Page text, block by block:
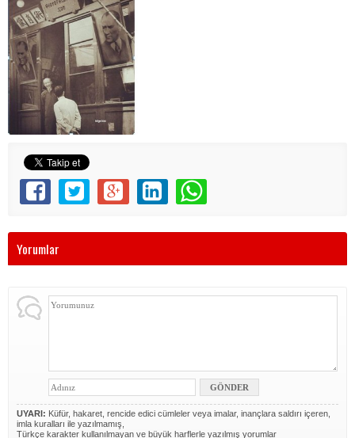
Yorumlar
UYARI: Küfür, hakaret, rencide edici cümleler veya imalar, inançlara saldırı içeren,
imla kuralları ile yazılmamış,
Türkçe karakter kullanılmayan ve büyük harflerle yazılmış yorumlar